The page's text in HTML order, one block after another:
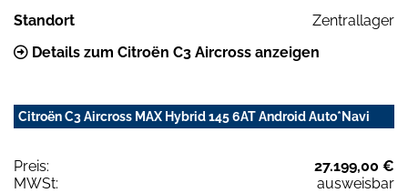
Standort
Zentrallager
Details zum Citroën C3 Aircross anzeigen
Citroën C3 Aircross MAX Hybrid 145 6AT Android Auto*Navi
Preis:
27.199,00 €
MWSt:
ausweisbar